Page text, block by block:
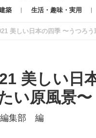
築 生活・趣味・実用
美しい日本の四季 〜うつろ
美しい日
い原風景
編集部 編